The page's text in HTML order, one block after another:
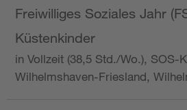
Freiwilliges Soziales Jahr
Küstenkinder
in Vollzeit (38,5 Std./Wo.), SOS-
Wilhelmshaven-Friesland,